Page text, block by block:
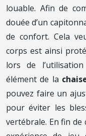
louable. Afin de
douée d’un
de confort. Cela
corps est ainsi
lors de
élément de la
pouvez faire un
pour éviter les
vertébrale. En fin de